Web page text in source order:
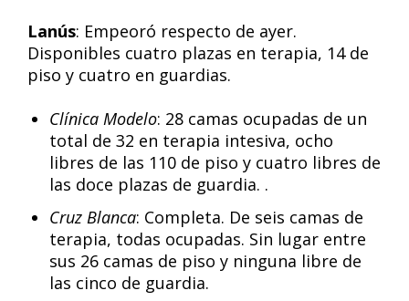
Lanús: Empeoró respecto de ayer.
Disponibles cuatro plazas en terapia, 14 de
piso y cuatro en guardias.
Clínica Modelo: 28 camas ocupadas de un
total de 32 en terapia intesiva, ocho
libres de las 110 de piso y cuatro libres de
las doce plazas de guardia. .
Cruz Blanca: Completa. De seis camas de
terapia, todas ocupadas. Sin lugar entre
sus 26 camas de piso y ninguna libre de
las cinco de guardia.